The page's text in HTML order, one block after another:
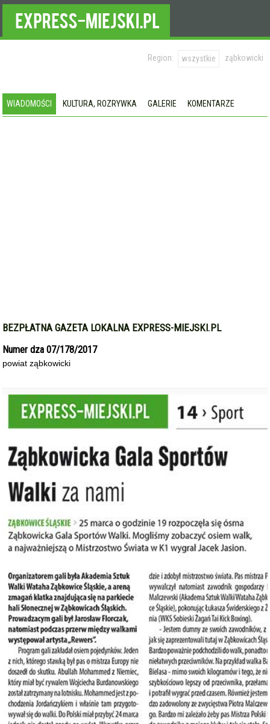
Region: wszystkie ząbkowicki
WIADOMOŚCI KULTURA, ROZRYWKA GALERIE KOMENTARZE
BEZPŁATNA GAZETA LOKALNA EXPRESS-MIEJSKI.PL
Numer dza 07/178/2017
powiat ząbkowicki